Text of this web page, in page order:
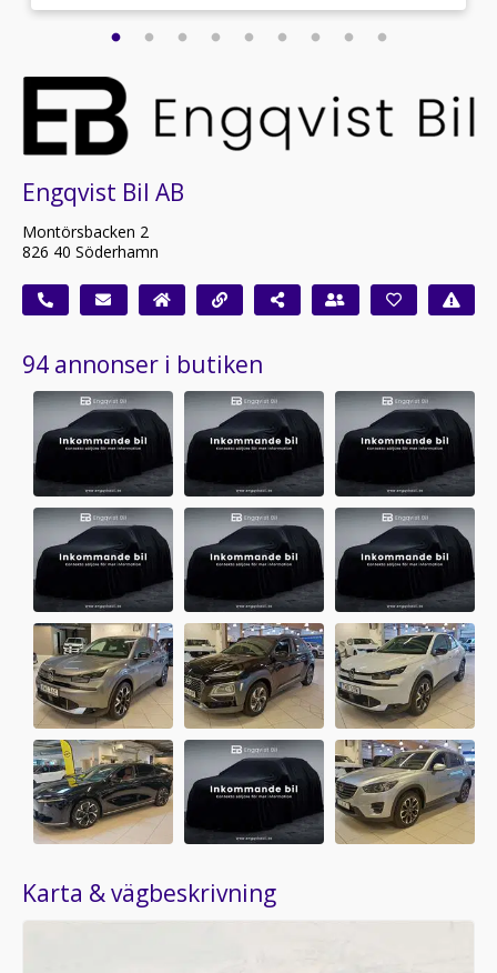
Engqvist Bil AB
Montörsbacken 2
826 40 Söderhamn
94 annonser i butiken
Karta & vägbeskrivning